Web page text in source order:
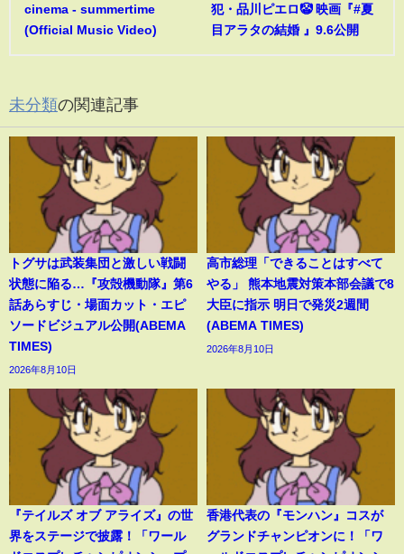
cinema - summertime
(Official Music Video)
犯・品川ピエロ🤡 映画『#夏
目アラタの結婚 』9.6公開
未分類の関連記事
トグサは武装集団と激しい戦闘
状態に陥る…『攻殻機動隊』第6
話あらすじ・場面カット・エピ
ソードビジュアル公開(ABEMA
TIMES)
2026年8月10日
高市総理「できることはすべて
やる」 熊本地震対策本部会議で8
大臣に指示 明日で発災2週間
(ABEMA TIMES)
2026年8月10日
『テイルズ オブ アライズ』の世
界をステージで披露！「ワール
香港代表の『モンハン』コスが
グランドチャンピオンに！「ワ